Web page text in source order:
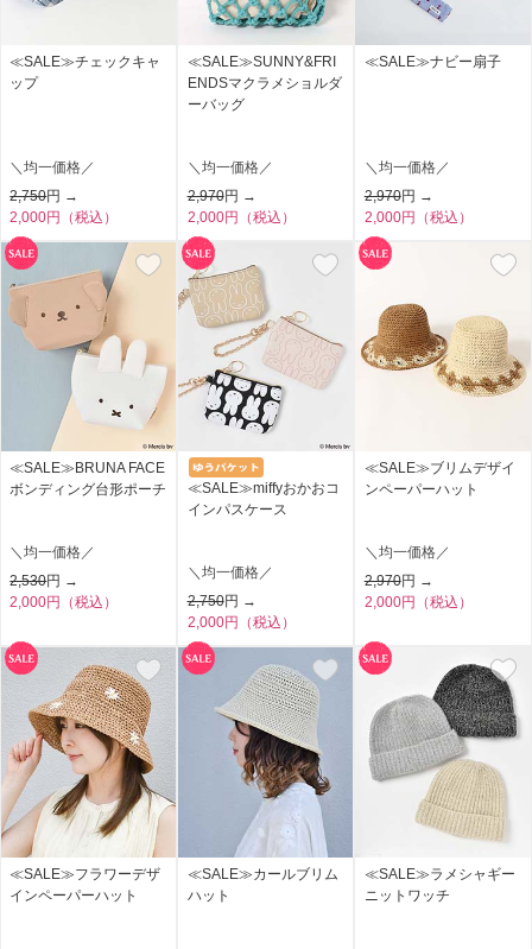
≪SALE≫チェックキャ
ップ
＼均一価格／
2,750円 →
2,000円（税込）
≪SALE≫SUNNY&FRI
ENDSマクラメショルダ
ーバッグ
＼均一価格／
2,970円 →
2,000円（税込）
≪SALE≫ナビー扇子
＼均一価格／
2,970円 →
2,000円（税込）
≪SALE≫BRUNA FACE
ボンディング台形ポーチ
＼均一価格／
2,530円 →
2,000円（税込）
≪SALE≫miffyおかおコ
インパスケース
＼均一価格／
2,750円 →
2,000円（税込）
≪SALE≫ブリムデザイ
ンペーパーハット
＼均一価格／
2,970円 →
2,000円（税込）
≪SALE≫フラワーデザ
インペーパーハット
≪SALE≫カールブリム
ハット
≪SALE≫ラメシャギー
ニットワッチ